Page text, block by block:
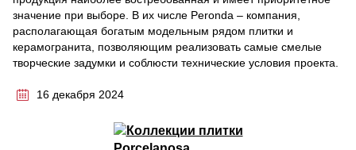
значение при выборе. В их числе Peronda – компания,
располагающая богатым модельным рядом плитки и
керамогранита, позволяющим реализовать самые смелые
творческие задумки и соблюсти технические условия проекта.
16 декабря 2024